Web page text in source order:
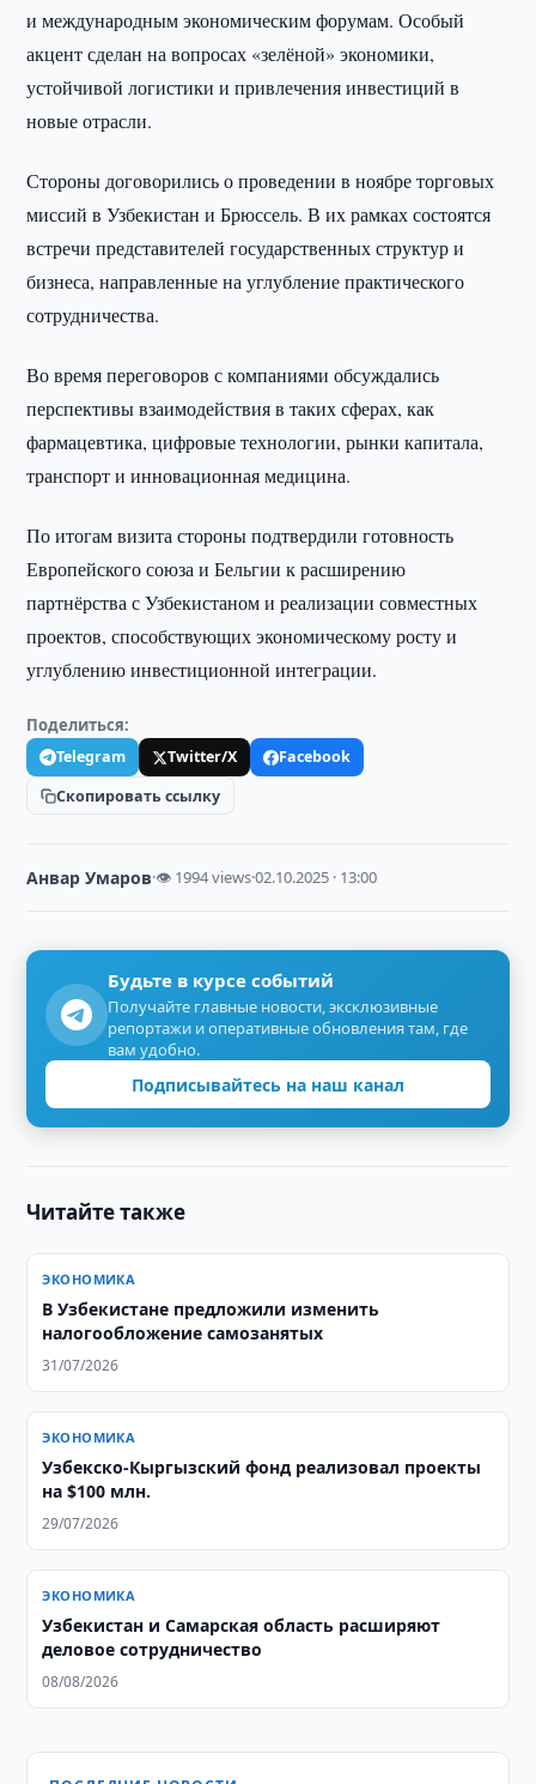
и международным экономическим форумам. Особый
акцент сделан на вопросах «зелёной» экономики,
устойчивой логистики и привлечения инвестиций в
новые отрасли.
Стороны договорились о проведении в ноябре торговых
миссий в Узбекистан и Брюссель. В их рамках состоятся
встречи представителей государственных структур и
бизнеса, направленные на углубление практического
сотрудничества.
Во время переговоров с компаниями обсуждались
перспективы взаимодействия в таких сферах, как
фармацевтика, цифровые технологии, рынки капитала,
транспорт и инновационная медицина.
По итогам визита стороны подтвердили готовность
Европейского союза и Бельгии к расширению
партнёрства с Узбекистаном и реализации совместных
проектов, способствующих экономическому росту и
углублению инвестиционной интеграции.
Поделиться:
Telegram Twitter/X
Facebook
Скопировать ссылку
Анвар Умаров·👁 1994 views·02.10.2025 · 13:00
Будьте в курсе событий
Получайте главные новости, эксклюзивные
репортажи и оперативные обновления там, где
вам удобно.
Подписывайтесь на наш канал
Читайте также
ЭКОНОМИКА
В Узбекистане предложили изменить
налогообложение самозанятых
31/07/2026
ЭКОНОМИКА
Узбекско-Кыргызский фонд реализовал проекты
на $100 млн.
29/07/2026
ЭКОНОМИКА
Узбекистан и Самарская область расширяют
деловое сотрудничество
08/08/2026